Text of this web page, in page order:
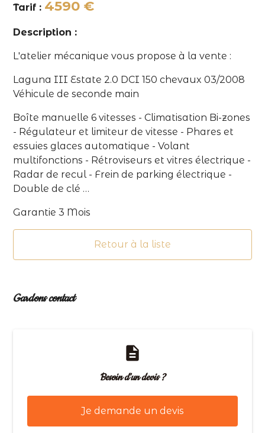
Tarif : 4590 €
Description :
L'atelier mécanique vous propose à la vente :
Laguna III Estate 2.0 DCI 150 chevaux 03/2008
Véhicule de seconde main
Boîte manuelle 6 vitesses - Climatisation Bi-zones
- Régulateur et limiteur de vitesse - Phares et
essuies glaces automatique - Volant
multifonctions - Rétroviseurs et vitres électrique -
Radar de recul - Frein de parking électrique -
Double de clé …
Garantie 3 Mois
Retour à la liste
Gardons contact
description
Besoin d'un devis ?
Je demande un devis